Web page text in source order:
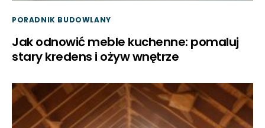
PORADNIK BUDOWLANY
Jak odnowić meble kuchenne: pomaluj
stary kredens i ożyw wnętrze